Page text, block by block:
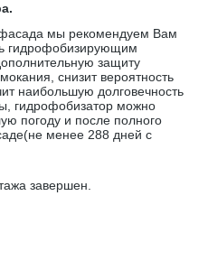
мы рекомендуем Вам
гидрофобизирующим
защиту
снизит вероятность
наибольшую долговечность
гидрофобизатор можно
погоду и после полного
менее 288 дней с
завершен.